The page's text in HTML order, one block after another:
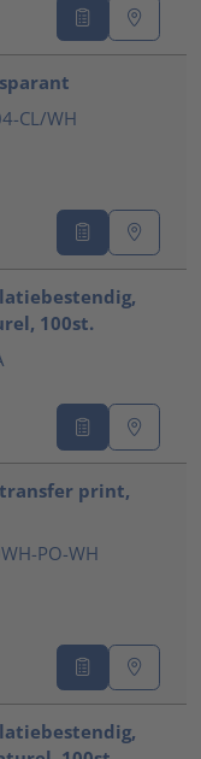
CL/WH
100st.
print,
PO-WH